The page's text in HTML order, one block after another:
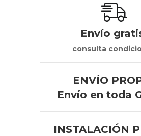
Envío
consulta
ENVÍO
Envío en toda
INSTALACIÓN